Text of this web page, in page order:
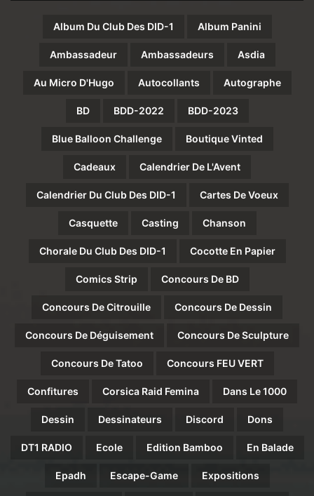
Album Du Club Des DID-1 Album Panini
Ambassadeur Ambassadeurs Asdia
Au Micro D'Hugo Autocollants Autographe
BD BDD-2022 BDD-2023
Blue Balloon Challenge Boutique Vinted
Cadeaux Calendrier De L'Avent
Calendrier Du Club Des DID-1 Cartes De Voeux
Casquette Casting Chanson
Chorale Du Club Des DID-1 Cocotte En Papier
Comics Strip Concours De BD
Concours De Citrouille Concours De Dessin
Concours De Déguisement Concours De Sculpture
Concours De Tatoo Concours FEU VERT
Confitures Corsica Raid Femina Dans Le 1000
Dessin Dessinateurs Discord Dons
DT1 RADIO Ecole Edition Bamboo En Balade
Epadh Escape-Game Expositions